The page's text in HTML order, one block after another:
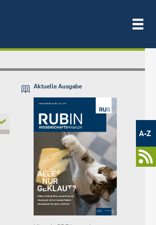
Metamenü
-
Newsportal
A-Z
Aktuelle Ausgabe